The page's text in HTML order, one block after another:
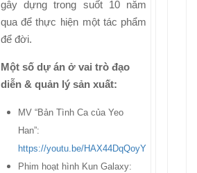
gây dựng trong suốt 10 năm
qua để thực hiện một tác phẩm
để đời.
Một số dự án ở vai trò đạo
diễn & quản lý sản xuất:
MV “Bản Tình Ca của Yeo
Han”:
https://youtu.be/HAX44DqQoyY
Phim hoạt hình Kun Galaxy: